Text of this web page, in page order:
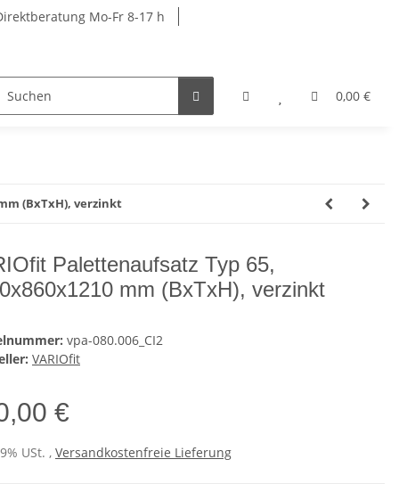
Mo-Fr 8-17 h
0,00 €
Garderobenschränke
(BxTxH), verzinkt
Palettenaufsatz Typ 65,
mm (BxTxH), verzinkt
vpa-080.006_CI2
VARIOfit
€
USt. , Versandkostenfreie Lieferung